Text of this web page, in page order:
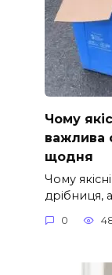
Чому
важлива
щодня
Чому
дрібниця,
0